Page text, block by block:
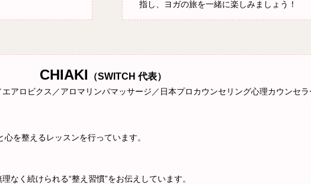
指し、ヨガの旅を一緒に楽しみましょう！
CHIAKI （SWITCH 代表）
アロビクス／アロマリンパマッサージ／日本プロカウンセリング心理カウンセラ
を整えるレッスンを行っています。
なく続けられる“整え習慣”をお伝えしています。